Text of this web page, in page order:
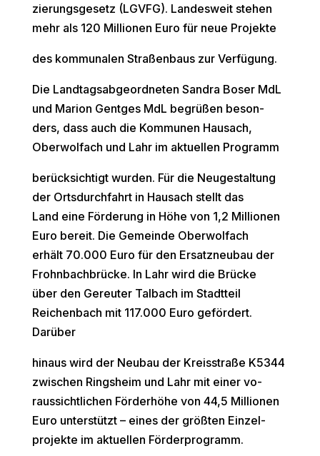
zierungsgesetz (LGVFG). Landesweit stehen
mehr als 120 Millionen Euro für neue Projekte
des kommunalen Straßenbaus zur Verfügung.
Die Landtagsabgeordneten Sandra Boser MdL
und Marion Gentges MdL begrüßen beson-
ders, dass auch die Kommunen Hausach,
Oberwolfach und Lahr im aktuellen Programm
berücksichtigt wurden. Für die Neugestaltung
der Ortsdurchfahrt in Hausach stellt das
Land eine Förderung in Höhe von 1,2 Millionen
Euro bereit. Die Gemeinde Oberwolfach
erhält 70.000 Euro für den Ersatzneubau der
Frohnbachbrücke. In Lahr wird die Brücke
über den Gereuter Talbach im Stadtteil
Reichenbach mit 117.000 Euro gefördert.
Darüber
hinaus wird der Neubau der Kreisstraße K5344
zwischen Ringsheim und Lahr mit einer vo-
raussichtlichen Förderhöhe von 44,5 Millionen
Euro unterstützt – eines der größten Einzel-
projekte im aktuellen Förderprogramm.